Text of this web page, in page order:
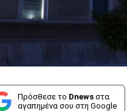
Πρόσθεσε το Dnews στα
αγαπημένα σου στη Google